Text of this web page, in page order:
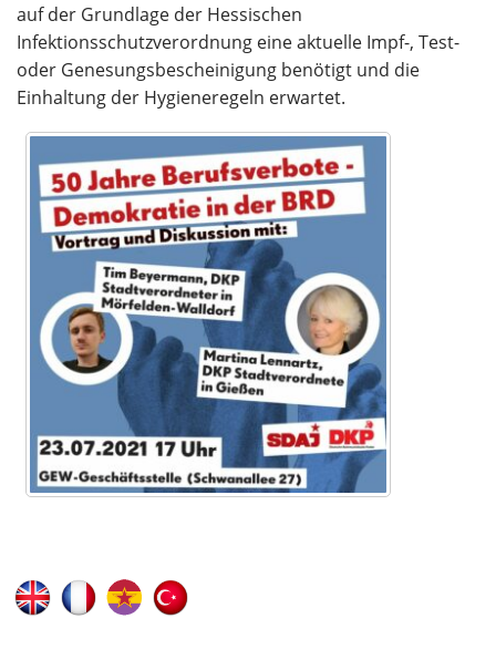
auf der Grundlage der Hessischen
Infektionsschutzverordnung eine aktuelle Impf-, Test-
oder Genesungsbescheinigung benötigt und die
Einhaltung der Hygieneregeln erwartet.